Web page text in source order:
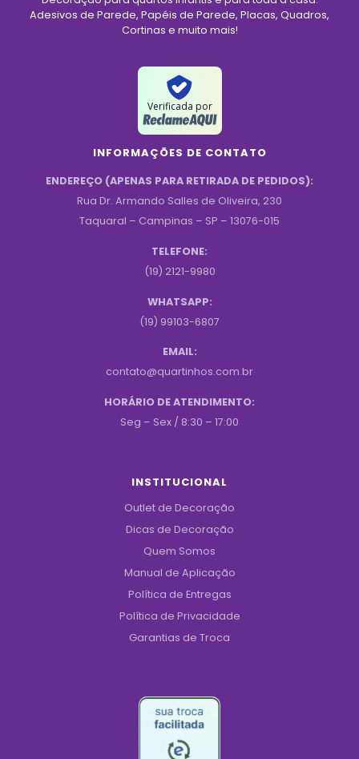
Adesivos de Parede, Papéis de Parede, Placas, Quadros,
Cortinas e muito mais!
Verificada por
INFORMAÇÕES DE CONTATO
ENDEREÇO (APENAS PARA RETIRADA DE PEDIDOS):
Rua Dr. Armando Salles de Oliveira, 230
Taquaral – Campinas – SP – 13076-015
TELEFONE:
(19) 2121-9980
WHATSAPP:
(19) 99103-6807
EMAIL:
contato@quartinhos.com.br
HORÁRIO DE ATENDIMENTO:
Seg – Sex / 8:30 – 17:00
INSTITUCIONAL
Outlet de Decoração
Dicas de Decoração
Quem Somos
Manual de Aplicação
Política de Entregas
Política de Privacidade
Garantias de Troca